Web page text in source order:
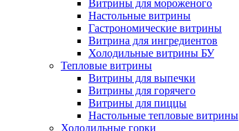
Витрины для мороженого
Настольные витрины
Гастрономические витрины
Витрина для ингредиентов
Холодильные витрины БУ
Тепловые витрины
Витрины для выпечки
Витрины для горячего
Витрины для пиццы
Настольные тепловые витрины
Холодильные горки